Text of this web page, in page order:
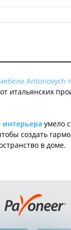
Antonovych
итальянских
умело
создать
в доме.